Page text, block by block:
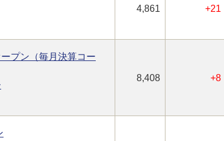
4,861 +21
プン（毎月決算コー
8,408 +8